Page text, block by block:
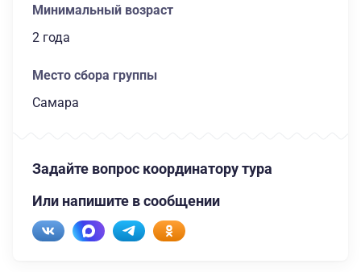
Минимальный возраст
2 года
Место сбора группы
Самара
Задайте вопрос координатору тура
Или напишите в сообщении